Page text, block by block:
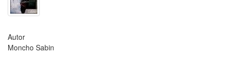
Autor
Moncho Sabin